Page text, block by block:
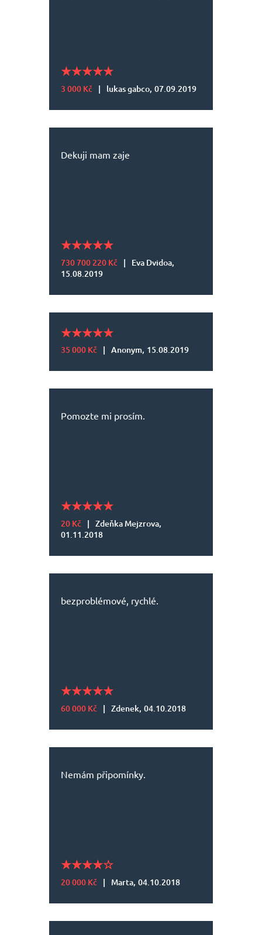
3 000 Kč | lukas gabco, 07.09.2019
Dekuji mam zaje
730 700 220 Kč |
Eva Dvidoa,
15.08.2019
35 000 Kč | Anonym, 15.08.2019
Pomozte mi prosím.
20 Kč | Zdeňka Mejzrova,
01.11.2018
bezproblémové, rychlé.
60 000 Kč | Zdenek, 04.10.2018
Nemám připomínky.
20 000 Kč | Marta, 04.10.2018